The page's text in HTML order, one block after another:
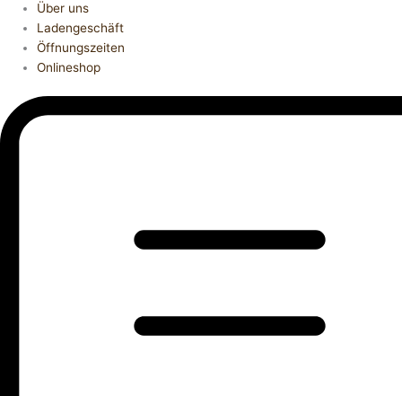
Über uns
Ladengeschäft
Öffnungszeiten
Onlineshop